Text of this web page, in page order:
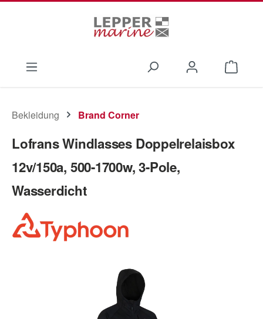
Bekleidung Brand Corner
Lofrans Windlasses Doppelrelaisbox
12v/150a, 500-1700w, 3-Pole,
Wasserdicht
Bildergalerie überspringen